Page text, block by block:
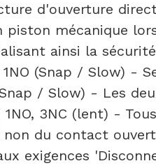
d'ouverture
piston mécanique
ainsi la
1NO (Snap / Slow) -
/ Slow) - Les
1NO, 3NC (lent) -
non du contact
exigences